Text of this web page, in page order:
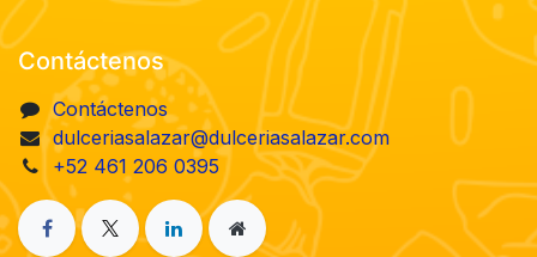
Contáctenos
Contáctenos
dulceriasalazar@dulceriasalazar.com
+52 461 206 0395